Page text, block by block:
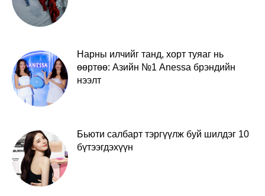
Нарны илчийг танд, хорт туяаг нь
өөртөө: Азийн №1 Anessa брэндийн
нээлт
Бьюти салбарт тэргүүлж буй шилдэг 10
бүтээгдэхүүн